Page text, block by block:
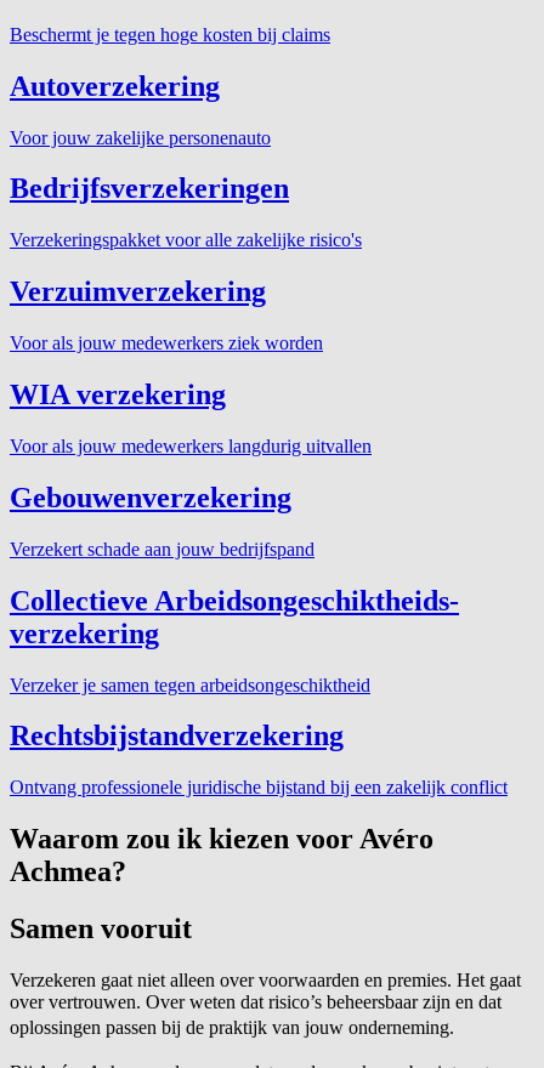
Beschermt je tegen hoge kosten bij claims
Autoverzekering
Voor jouw zakelijke personenauto
Bedrijfsverzekeringen
Verzekeringspakket voor alle zakelijke risico's
Verzuimverzekering
Voor als jouw medewerkers ziek worden
WIA verzekering
Voor als jouw medewerkers langdurig uitvallen
Gebouwenverzekering
Verzekert schade aan jouw bedrijfspand
Collectieve Arbeidsongeschiktheids-
verzekering
Verzeker je samen tegen arbeidsongeschiktheid
Rechtsbijstandverzekering
Ontvang professionele juridische bijstand bij een zakelijk conflict
Waarom zou ik kiezen voor Avéro
Achmea?
Samen vooruit
Verzekeren gaat niet alleen over voorwaarden en premies. Het gaat
over vertrouwen. Over weten dat risico’s beheersbaar zijn en dat
oplossingen passen bij de praktijk van jouw onderneming.